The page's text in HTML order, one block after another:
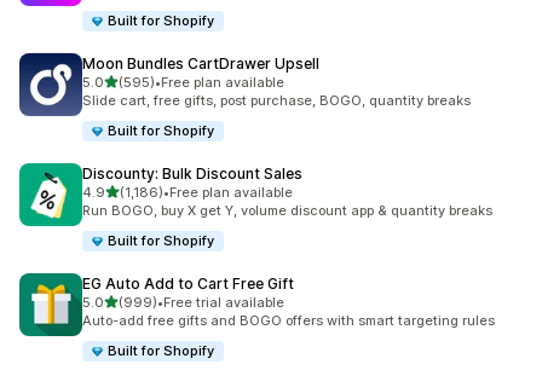
Built for Shopify
Moon Bundles CartDrawer Upsell
5.05つ星中
(595)
合計レビュー数：595件
•Free plan available
Slide cart, free gifts, post purchase, BOGO, quantity breaks
Built for Shopify
Discounty: Bulk Discount Sales
4.95つ星中
(1,186)
合計レビュー数：1186件
•Free plan available
Run BOGO, buy X get Y, volume discount app & quantity breaks
Built for Shopify
EG Auto Add to Cart Free Gift
5.05つ星中
(999)
合計レビュー数：999件
•Free trial available
Auto-add free gifts and BOGO offers with smart targeting rules
Built for Shopify